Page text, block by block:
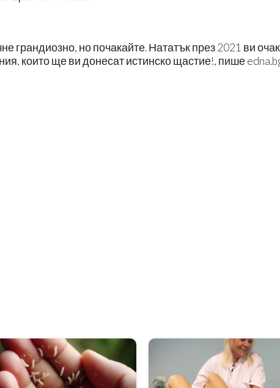
грандиозно, но почакайте. Нататък през 2021 ви
които ще ви донесат истинско щастие!, пише